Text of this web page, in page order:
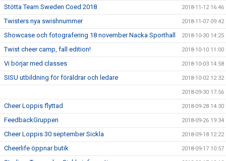
Stötta Team Sweden Coed 2018 2018-11-12 16:46
Twisters nya swishnummer 2018-11-07 09:42
Showcase och fotografering 18 november Nacka Sporthall 2018-10-30 14:25
Twist cheer camp, fall edition! 2018-10-10 11:00
Vi börjar med classes 2018-10-03 14:58
SISU utbildning för föräldrar och ledare 2018-10-02 12:32
2018-09-30 17:56
Cheer Loppis flyttad 2018-09-28 14:30
FeedbackGruppen 2018-09-26 19:34
Cheer Loppis 30 september Sickla 2018-09-18 12:22
Cheerlife öppnar butik 2018-09-17 10:57